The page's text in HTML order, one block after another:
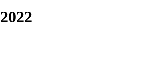
2022